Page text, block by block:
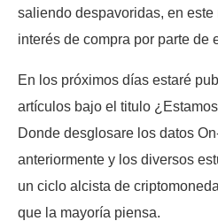
saliendo despavoridas, en este
interés de compra por parte de
En los próximos días estaré
artículos bajo el titulo
Donde desglosare los datos
anteriormente y los diversos
un ciclo alcista de
que la mayoría piensa.